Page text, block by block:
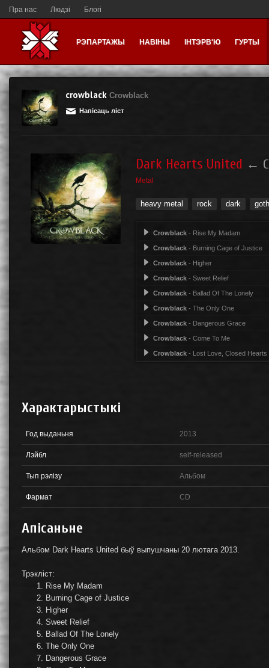
Пра нас Людзі Блогі
РЭПАРТАЖЫ НАВІНЫ ІНТЭРВ'Ю ГУРТЫ
crowblack Crowblack
Напісаць ліст
Dark Hearts United ←
Metal
heavy metal rock dark
Crowblack - Rise My Madam
Crowblack - Burning Cage of Justice
Crowblack - Higher
Crowblack - Sweet Relief
Crowblack - Ballad Of The Lonely
Crowblack - The Only One
Crowblack - Dangerous Grace
Crowblack - Come To Me
Crowblack - Lost Love, Closed Hearts
Характарыстыкі
Год выданьня 2013
Лэйбл self-released
Тып рэлізу Альбом
Фармат CD
Апісаньне
Альбом Dark Hearts United быў выпушчаны 20 лютага 2013.
Трэкліст:
Rise My Madam
Burning Cage of Justice
Higher
Sweet Relief
Ballad Of The Lonely
The Only One
Dangerous Grace